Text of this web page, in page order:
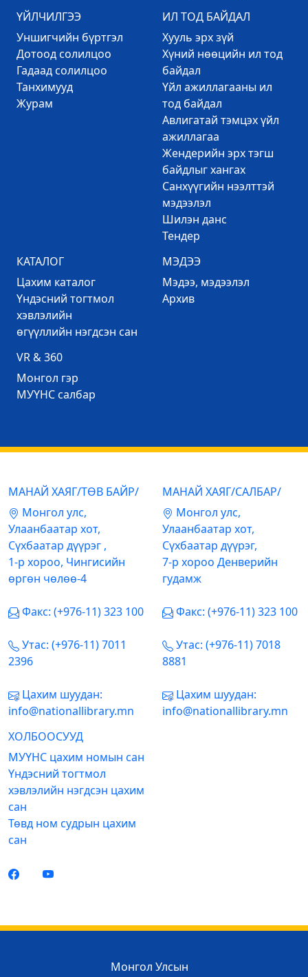
ҮЙЛЧИЛГЭЭ
Уншигчийн бүртгэл
Дотоод солилцоо
Гадаад солилцоо
Танхимууд
Журам
ИЛ ТОД БАЙДАЛ
Хууль эрх зүй
Хүний нөөцийн ил тод
байдал
Үйл ажиллагааны ил
тод байдал
Авлигатай тэмцэх үйл
ажиллагаа
Жендерийн эрх тэгш
байдлыг хангах
Санхүүгийн нээлттэй
мэдээлэл
Шилэн данс
Тендер
КАТАЛОГ
Цахим каталог
Үндэсний тогтмол
хэвлэлийн
өгүүллийн нэгдсэн сан
МЭДЭЭ
Mэдээ, мэдээлэл
Архив
VR & 360
Mонгол гэр
МУҮНС салбар
МАНАЙ ХАЯГ/ТӨВ БАЙР/
Mонгол улс,
Улаанбаатар хот,
Сүхбаатар дүүрэг ,
1-р хороо, Чингисийн
өргөн чөлөө-4
Факс: (+976-11) 323 100
Утас: (+976-11) 7011
2396
Цахим шуудан:
info@nationallibrary.mn
МАНАЙ ХАЯГ/САЛБАР/
Mонгол улс,
Улаанбаатар хот,
Сүхбаатар дүүрэг,
7-р хороо Денверийн
гудамж
Факс: (+976-11) 323 100
Утас: (+976-11) 7018
8881
Цахим шуудан:
info@nationallibrary.mn
ХОЛБООСУУД
МУҮНС цахим номын сан
Үндэсний тогтмол
хэвлэлийн нэгдсэн цахим
сан
Төвд ном судрын цахим
сан
Монгол Улсын